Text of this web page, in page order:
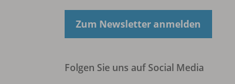
Zum Newsletter anmelden
Folgen Sie uns auf Social Media